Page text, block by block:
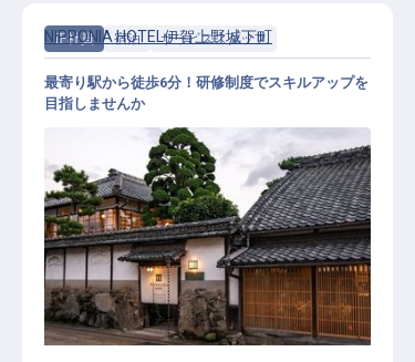
正社員 宿泊 サービススタッフ
宿泊施設スタッフ
NIPPONIA HOTEL伊賀上野城下町
最寄り駅から徒歩6分！研修制度でスキルアップを
目指しませんか